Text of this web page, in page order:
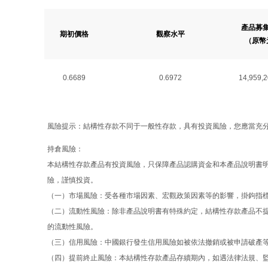
期初價格 觀察水平
產品募
（原
0.6689 0.6972
風險提示：結構性存款不同于一般性存款，具有投資風險，您應當充
持倉風險：
本結構性存款產品有投資風險，只保障產品認購資金和本產品說明
險，謹慎投資。
（一）市場風險：受各種市場因素、宏觀政策因素等的影響，掛鉤
（二）流動性風險：除非產品說明書有特殊約定，結構性存款產品
的流動性風險。
（三）信用風險：中國銀行發生信用風險如被依法撤銷或被申請破
（四）提前終止風險：本結構性存款產品存續期內，如遇法律法規